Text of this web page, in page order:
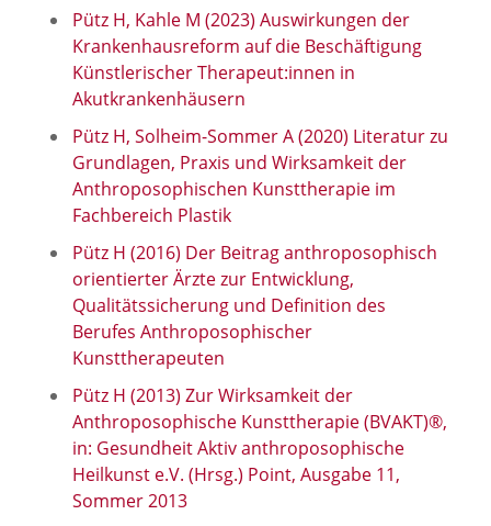
Pütz H, Kahle M (2023) Auswirkungen der
Krankenhausreform auf die Beschäftigung
Künstlerischer Therapeut:innen in
Akutkrankenhäusern
Pütz H, Solheim-Sommer A (2020) Literatur zu
Grundlagen, Praxis und Wirksamkeit der
Anthroposophischen Kunsttherapie im
Fachbereich Plastik
Pütz H (2016) Der Beitrag anthroposophisch
orientierter Ärzte zur Entwicklung,
Qualitätssicherung und Definition des
Berufes Anthroposophischer
Kunsttherapeuten
Pütz H (2013) Zur Wirksamkeit der
Anthroposophische Kunsttherapie (BVAKT)®,
in: Gesundheit Aktiv anthroposophische
Heilkunst e.V. (Hrsg.) Point, Ausgabe 11,
Sommer 2013